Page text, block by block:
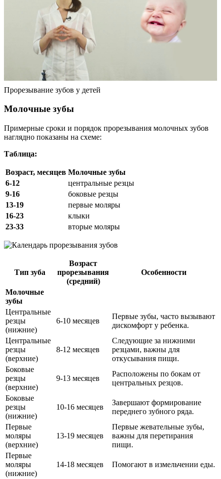
Прорезывание зубов у детей
Молочные зубы
Примерные сроки и порядок прорезывания молочных зубов
наглядно показаны на схеме:
Таблица:
Возраст, месяцев Молочные зубы
6-12
центральные резцы
9-16
боковые резцы
13-19
первые моляры
16-23
клыки
23-33
вторые моляры
Тип зуба
Возраст
прорезывания
(средний)
Особенности
Молочные
зубы
Центральные
резцы
(нижние)
6-10 месяцев
Первые зубы, часто вызывают
дискомфорт у ребенка.
Центральные
резцы
(верхние)
8-12 месяцев
Следующие за нижними
резцами, важны для
откусывания пищи.
Боковые
резцы
(верхние)
9-13 месяцев
Расположены по бокам от
центральных резцов.
Боковые
резцы
(нижние)
10-16 месяцев
Завершают формирование
переднего зубного ряда.
Первые
моляры
(верхние)
13-19 месяцев
Первые жевательные зубы,
важны для перетирания
пищи.
Первые
моляры
(нижние)
14-18 месяцев Помогают в измельчении еды.